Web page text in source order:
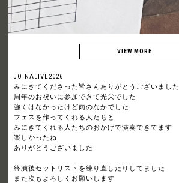
JOINALIVE2026
みにきてくださった皆さんありがとうございました
周年のお祝いに参加できて光栄でした
強くはなかったけど雨のなかでした
フェスを作ってくれる人たちと
みにきてくれる人たちのおかげで演奏できてます
楽しかったね
ありがとうございました
終演後セットリストを練り直したりしてました
また次もよろしくお願いします